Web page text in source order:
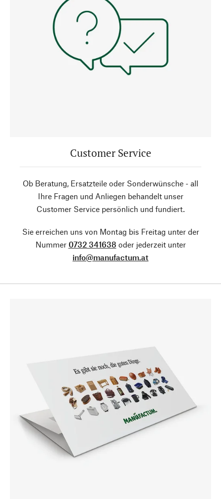
Customer Service
Ob Beratung, Ersatzteile oder Sonderwünsche - all
Ihre Fragen und Anliegen behandelt unser
Customer Service persönlich und fundiert.
Sie erreichen uns von Montag bis Freitag unter der
Nummer 0732 341638 oder jederzeit unter
info@manufactum.at